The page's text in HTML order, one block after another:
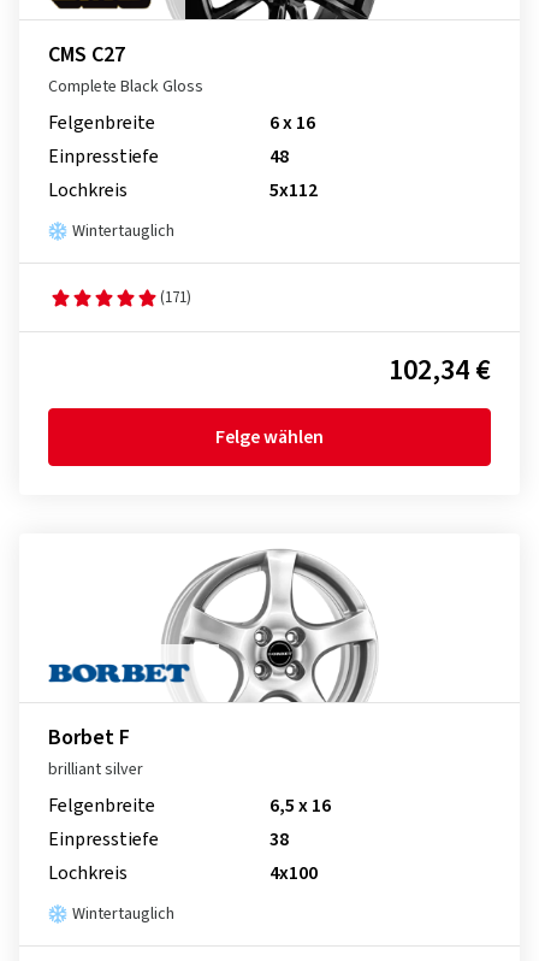
CMS C27
Complete Black Gloss
Felgenbreite
6 x 16
Einpresstiefe
48
Lochkreis
5x112
Wintertauglich
(171)
102,34 €
Felge wählen
Borbet F
brilliant silver
Felgenbreite
6,5 x 16
Einpresstiefe
38
Lochkreis
4x100
Wintertauglich